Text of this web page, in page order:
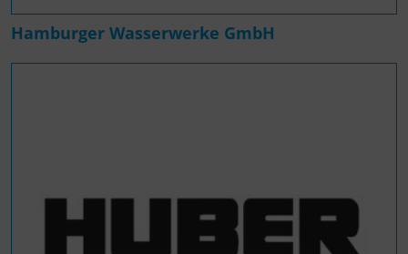
Hamburger Wasserwerke GmbH